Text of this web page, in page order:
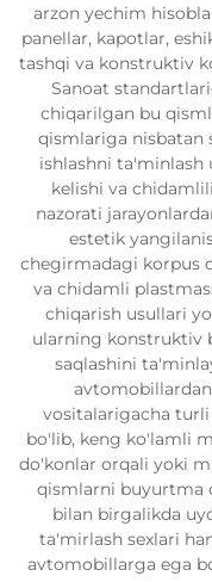
arzon yechim
panellar, kapotlar,
tashqi va konstruktiv
Sanoat
chiqarilgan bu
qismlariga nisbatan
ishlashni ta'minlash
kelishi va
nazorati
estetik
chegirmadagi korpus
va chidamli
chiqarish usullari
ularning konstruktiv
saqlashini
vositalarigacha
bo'lib, keng ko'lamli
do'konlar orqali yoki
qismlarni buyurtma
bilan birgalikda
ta'mirlash sexlari
avtomobillarga ega